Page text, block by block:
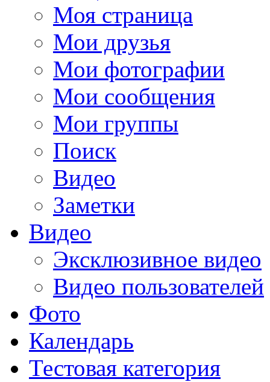
Моя страница
Мои друзья
Мои фотографии
Мои сообщения
Мои группы
Поиск
Видео
Заметки
Видео
Эксклюзивное видео
Видео пользователей
Фото
Календарь
Тестовая категория